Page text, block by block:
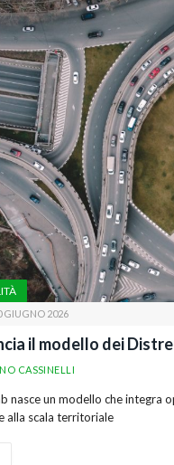
GIUGNO 2026
il modello dei
CASSINELLI
nasce un modello che
alla scala territoriale